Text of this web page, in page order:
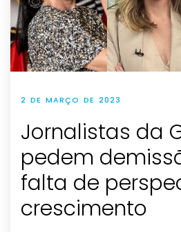
2 DE MARÇO DE 2023
Jornalistas da
pedem
falta de
crescimento